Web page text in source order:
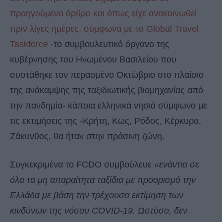
προηγούμενο άρθρο και όπως είχε ανακοινωθεί
πριν λίγες ημέρες, σύμφωνα με το Global Travel
Taskforce -το συμβουλευτικό όργανο της
κυβέρνησης του Ηνωμένου Βασιλείου που
συστάθηκε τον περασμένο Οκτώβριο στο πλαίσιο
της ανάκαμψης της ταξιδιωτικής βιομηχανίας από
την πανδημία- κάποια ελληνικά νησιά σύμφωνα με
τις εκτιμήσεις της -Κρήτη, Κως, Ρόδος, Κέρκυρα,
Ζάκυνθος, θα ήταν στην πράσινη ζώνη.
Συγκεκριμένα το FCDO συμβούλευε «ενάντια σε
όλα τα μη απαραίτητα ταξίδια με προορισμό την
Ελλάδα με βάση την τρέχουσα εκτίμηση των
κινδύνων της νόσου COVID-19. Ωστόσο, δεν